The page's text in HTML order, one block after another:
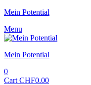
Mein Potential
Menu
Mein Potential
0
Cart CHF0.00